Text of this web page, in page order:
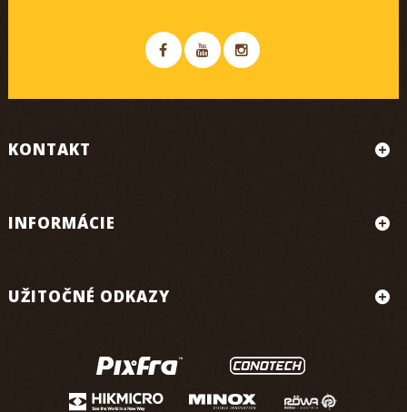
KONTAKT
INFORMÁCIE
UŽITOČNÉ ODKAZY